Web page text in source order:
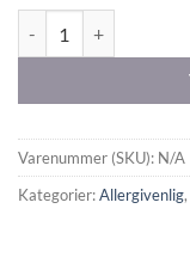
Varenummer (SKU): N/A
Kategorier:Allergivenlig,